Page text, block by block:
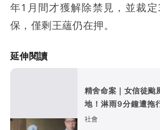
年1月間才獲解除禁見，並裁
保，僅剩王蘊仍在押。
延伸閱讀
精舍命案｜女信徒颱
地！淋雨9分鐘遭拖
屬目睹崩潰：好像剴剴
社會